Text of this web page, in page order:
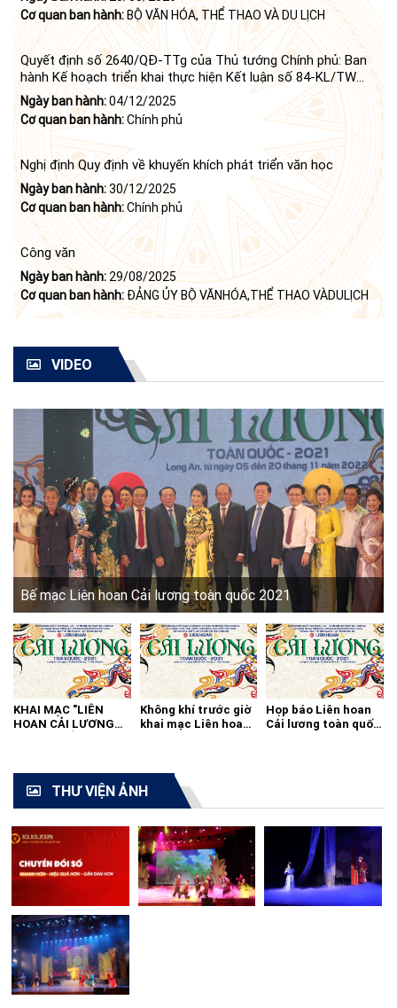
Cơ quan ban hành: BỘ VĂN HÓA, THỂ THAO VÀ DU LỊCH
Quyết định số 2640/QĐ-TTg của Thủ tướng Chính phủ: Ban
hành Kế hoạch triển khai thực hiện Kết luận số 84-KL/TW
ngày 21 tháng 6 năm 2024 của Bộ Chính trị tiếp tục thực
hiện Nghị quyết số 23-NQ/TW ngày 16 tháng 6 năm 2008
của Bộ Chính trị (khóa X) về "tiếp tục xây dựng và phát triển
văn học, nghệ thuật trong thời kỳ mới"
Ngày ban hành:04/12/2025
Cơ quan ban hành:Chính phủ
Nghị định Quy định về khuyến khích phát triển văn học
Ngày ban hành:30/12/2025
Cơ quan ban hành:Chính phủ
Công văn
Ngày ban hành: 29/08/2025
Cơ quan ban hành: ĐẢNG ỦY BỘ VĂNHÓA,THỂ THAO VÀDULỊCH
VIDEO
Bế mạc Liên hoan Cải lương toàn quốc 2021
KHAI MẠC "LIÊN
HOAN CẢI LƯƠNG
Không khí trước giờ
khai mạc Liên hoan
Họp báo Liên hoan
Cải lương toàn quốc
THƯ VIỆN ẢNH